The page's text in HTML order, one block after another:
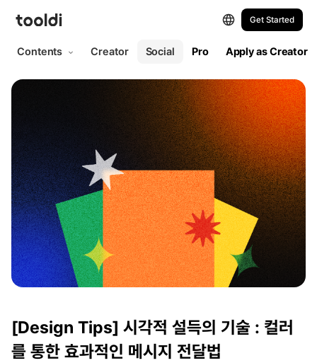
Get Started
Contents Creator Social Pro Apply as Creator
[Design Tips] 시각적 설득의 기술 : 컬러
를 통한 효과적인 메시지 전달법